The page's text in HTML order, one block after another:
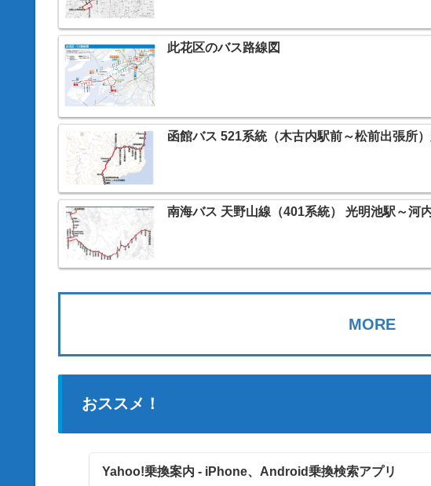
此花区のバス路線図
函館バス 521系統（木古内駅前～松前出張所
南海バス 天野山線（401系統） 光明池駅～河
MORE
おススメ！
Yahoo!乗換案内 - iPhone、Android乗換検索アプリ